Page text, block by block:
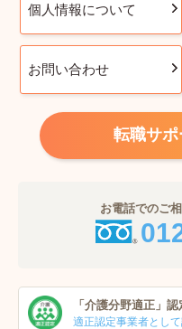
個人情報について
お問い合わせ
転職サ
お電話でのご
「介護分野適正」 認
適正認定事業者とし